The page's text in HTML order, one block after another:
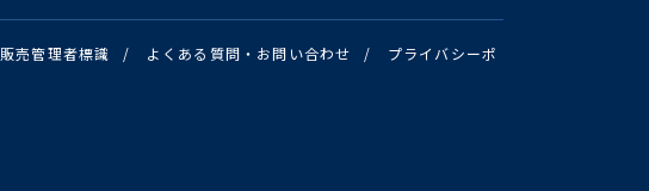
売管理者標識 / よくある質問・お問い合わせ /
プライバシーポ